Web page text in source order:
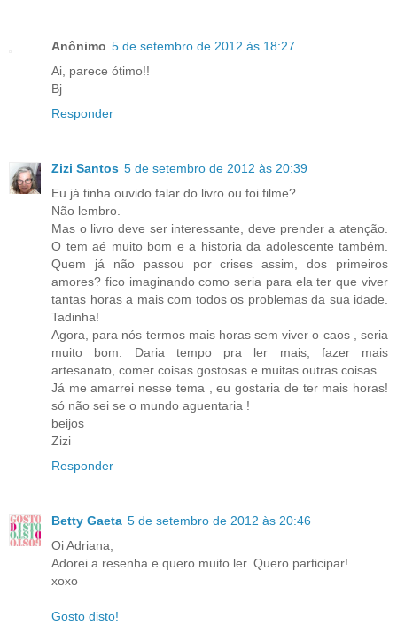
Anônimo 5 de setembro de 2012 às 18:27
Ai, parece ótimo!!
Bj
Responder
Zizi Santos 5 de setembro de 2012 às 20:39
Eu já tinha ouvido falar do livro ou foi filme?
Não lembro.
Mas o livro deve ser interessante, deve prender a atenção.
O tem aé muito bom e a historia da adolescente também.
Quem já não passou por crises assim, dos primeiros
amores? fico imaginando como seria para ela ter que viver
tantas horas a mais com todos os problemas da sua idade.
Tadinha!
Agora, para nós termos mais horas sem viver o caos , seria
muito bom. Daria tempo pra ler mais, fazer mais
artesanato, comer coisas gostosas e muitas outras coisas.
Já me amarrei nesse tema , eu gostaria de ter mais horas!
só não sei se o mundo aguentaria !
beijos
Zizi
Responder
Betty Gaeta 5 de setembro de 2012 às 20:46
Oi Adriana,
Adorei a resenha e quero muito ler. Quero participar!
xoxo
Gosto disto!